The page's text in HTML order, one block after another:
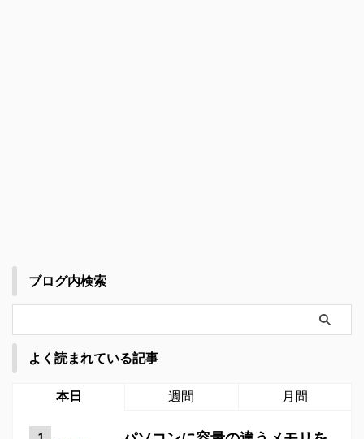
ブログ内検索
よく読まれている記事
本日 週間 月間